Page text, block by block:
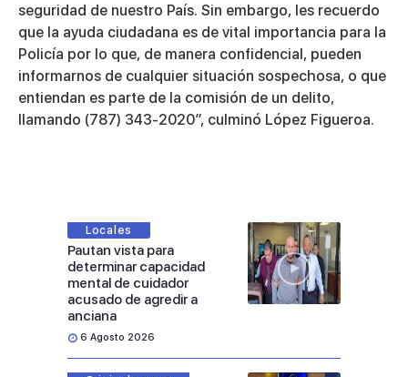
seguridad de nuestro País. Sin embargo, les recuerdo
que la ayuda ciudadana es de vital importancia para la
Policía por lo que, de manera confidencial, pueden
informarnos de cualquier situación sospechosa, o que
entiendan es parte de la comisión de un delito,
llamando (787) 343-2020”, culminó López Figueroa.
Locales
Pautan vista para
determinar capacidad
mental de cuidador
acusado de agredir a
anciana
6 Agosto 2026